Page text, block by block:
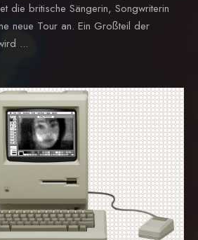
die britische Sängerin, Songwriterin
neue Tour an. Ein Großteil der
...